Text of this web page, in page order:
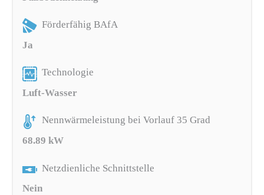
Förderfähig BAfA
Ja
Technologie
Luft-Wasser
Nennwärmeleistung bei Vorlauf 35 Grad
68.89 kW
Netzdienliche Schnittstelle
Nein